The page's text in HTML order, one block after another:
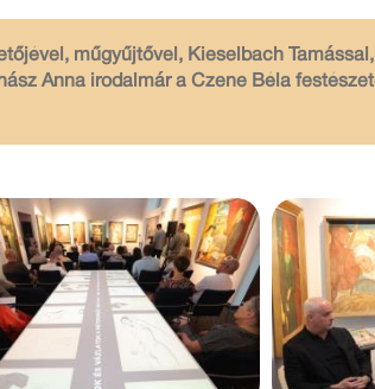
műgyűjtővel, Kieselbach
Anna irodalmár a Czene Béla